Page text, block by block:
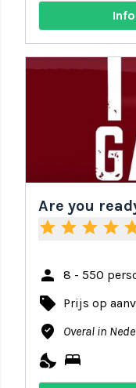
Are you
star star star star
person 8 - 550
local_offer Prijs op
where_to_vote Overal in
nights_stay bed